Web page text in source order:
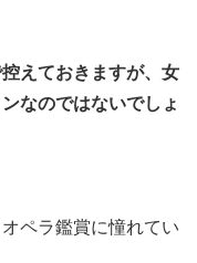
えておきますが、 女
なのではないでしょ
ペラ鑑賞に憧れてい